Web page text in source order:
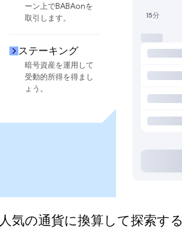
ーン上でBABAonを
取引します。
ステーキング
暗号資産を運用して
受動的所得を得まし
ょう。
15分
の通貨に換算して探索する